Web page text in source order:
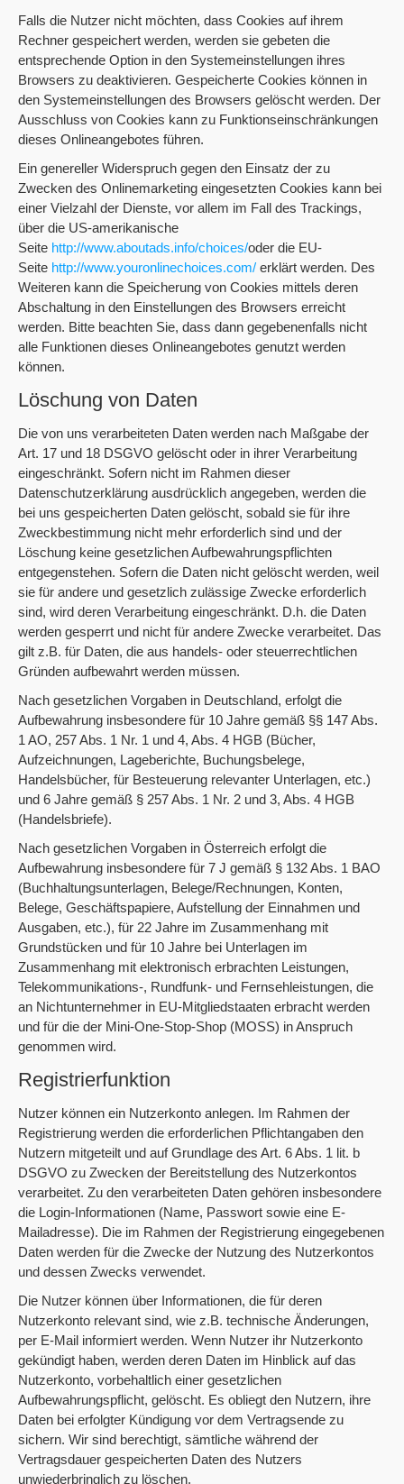
Falls die Nutzer nicht möchten, dass Cookies auf ihrem
Rechner gespeichert werden, werden sie gebeten die
entsprechende Option in den Systemeinstellungen ihres
Browsers zu deaktivieren. Gespeicherte Cookies können in
den Systemeinstellungen des Browsers gelöscht werden. Der
Ausschluss von Cookies kann zu Funktionseinschränkungen
dieses Onlineangebotes führen.
Ein genereller Widerspruch gegen den Einsatz der zu
Zwecken des Onlinemarketing eingesetzten Cookies kann bei
einer Vielzahl der Dienste, vor allem im Fall des Trackings,
über die US-amerikanische
Seite http://www.aboutads.info/choices/oder die EU-
Seite http://www.youronlinechoices.com/ erklärt werden. Des
Weiteren kann die Speicherung von Cookies mittels deren
Abschaltung in den Einstellungen des Browsers erreicht
werden. Bitte beachten Sie, dass dann gegebenenfalls nicht
alle Funktionen dieses Onlineangebotes genutzt werden
können.
Löschung von Daten
Die von uns verarbeiteten Daten werden nach Maßgabe der
Art. 17 und 18 DSGVO gelöscht oder in ihrer Verarbeitung
eingeschränkt. Sofern nicht im Rahmen dieser
Datenschutzerklärung ausdrücklich angegeben, werden die
bei uns gespeicherten Daten gelöscht, sobald sie für ihre
Zweckbestimmung nicht mehr erforderlich sind und der
Löschung keine gesetzlichen Aufbewahrungspflichten
entgegenstehen. Sofern die Daten nicht gelöscht werden, weil
sie für andere und gesetzlich zulässige Zwecke erforderlich
sind, wird deren Verarbeitung eingeschränkt. D.h. die Daten
werden gesperrt und nicht für andere Zwecke verarbeitet. Das
gilt z.B. für Daten, die aus handels- oder steuerrechtlichen
Gründen aufbewahrt werden müssen.
Nach gesetzlichen Vorgaben in Deutschland, erfolgt die
Aufbewahrung insbesondere für 10 Jahre gemäß §§ 147 Abs.
1 AO, 257 Abs. 1 Nr. 1 und 4, Abs. 4 HGB (Bücher,
Aufzeichnungen, Lageberichte, Buchungsbelege,
Handelsbücher, für Besteuerung relevanter Unterlagen, etc.)
und 6 Jahre gemäß § 257 Abs. 1 Nr. 2 und 3, Abs. 4 HGB
(Handelsbriefe).
Nach gesetzlichen Vorgaben in Österreich erfolgt die
Aufbewahrung insbesondere für 7 J gemäß § 132 Abs. 1 BAO
(Buchhaltungsunterlagen, Belege/Rechnungen, Konten,
Belege, Geschäftspapiere, Aufstellung der Einnahmen und
Ausgaben, etc.), für 22 Jahre im Zusammenhang mit
Grundstücken und für 10 Jahre bei Unterlagen im
Zusammenhang mit elektronisch erbrachten Leistungen,
Telekommunikations-, Rundfunk- und Fernsehleistungen, die
an Nichtunternehmer in EU-Mitgliedstaaten erbracht werden
und für die der Mini-One-Stop-Shop (MOSS) in Anspruch
genommen wird.
Registrierfunktion
Nutzer können ein Nutzerkonto anlegen. Im Rahmen der
Registrierung werden die erforderlichen Pflichtangaben den
Nutzern mitgeteilt und auf Grundlage des Art. 6 Abs. 1 lit. b
DSGVO zu Zwecken der Bereitstellung des Nutzerkontos
verarbeitet. Zu den verarbeiteten Daten gehören insbesondere
die Login-Informationen (Name, Passwort sowie eine E-
Mailadresse). Die im Rahmen der Registrierung eingegebenen
Daten werden für die Zwecke der Nutzung des Nutzerkontos
und dessen Zwecks verwendet.
Die Nutzer können über Informationen, die für deren
Nutzerkonto relevant sind, wie z.B. technische Änderungen,
per E-Mail informiert werden. Wenn Nutzer ihr Nutzerkonto
gekündigt haben, werden deren Daten im Hinblick auf das
Nutzerkonto, vorbehaltlich einer gesetzlichen
Aufbewahrungspflicht, gelöscht. Es obliegt den Nutzern, ihre
Daten bei erfolgter Kündigung vor dem Vertragsende zu
sichern. Wir sind berechtigt, sämtliche während der
Vertragsdauer gespeicherten Daten des Nutzers
unwiederbringlich zu löschen.